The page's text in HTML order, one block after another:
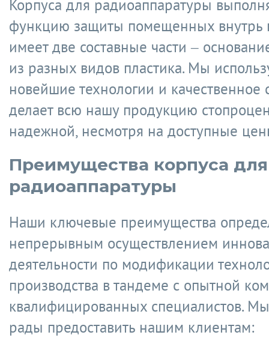
Корпуса для радиоаппаратуры
функцию защиты помещенных внутрь
имеет две составные части –
из разных видов пластика. Мы
новейшие технологии и качественное
делает всю нашу продукцию
надежной, несмотря на доступные
Преимущества корпуса для
радиоаппаратуры
Наши ключевые преимущества
непрерывным осуществлением
деятельности по модификации
производства в тандеме с опытной
квалифицированных специалистов. Мы
рады предоставить нашим клиентам: